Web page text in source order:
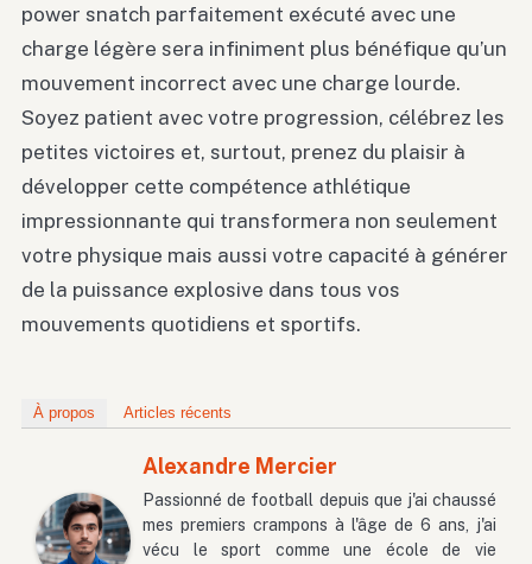
power snatch parfaitement exécuté avec une
charge légère sera infiniment plus bénéfique qu’un
mouvement incorrect avec une charge lourde.
Soyez patient avec votre progression, célébrez les
petites victoires et, surtout, prenez du plaisir à
développer cette compétence athlétique
impressionnante qui transformera non seulement
votre physique mais aussi votre capacité à générer
de la puissance explosive dans tous vos
mouvements quotidiens et sportifs.
À propos Articles récents
Alexandre Mercier
Passionné de football depuis que j'ai chaussé
mes premiers crampons à l'âge de 6 ans, j'ai
vécu le sport comme une école de vie